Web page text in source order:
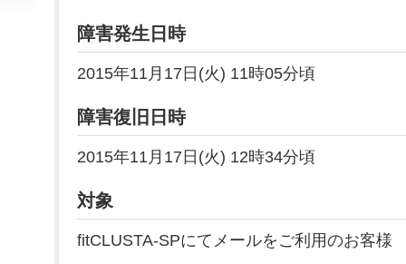
障害発生日時
2015年11月17日(火) 11時05分頃
障害復旧日時
2015年11月17日(火) 12時34分頃
対象
fitCLUSTA-SPにてメールをご利用のお客様